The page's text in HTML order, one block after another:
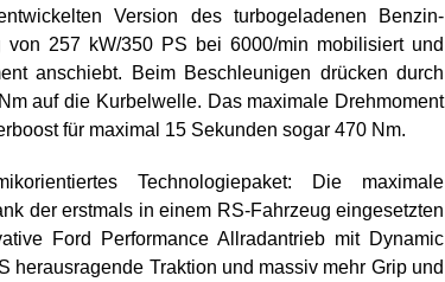
Version des turbogeladenen Benzin-
257 kW/350 PS bei 6000/min mobilisiert und
anschiebt. Beim Beschleunigen drücken durch
auf die Kurbelwelle. Das maximale Drehmoment
für maximal 15 Sekunden sogar 470 Nm.
Technologiepaket: Die maximale
der erstmals in einem RS-Fahrzeug eingesetzten
Ford Performance Allradantrieb mit Dynamic
herausragende Traktion und massiv mehr Grip und